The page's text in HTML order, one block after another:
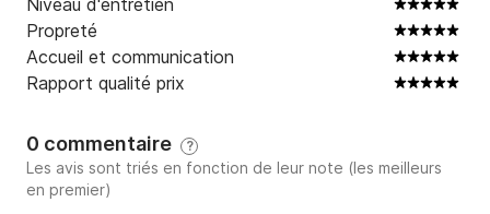
Niveau d'entretien
Propreté
Accueil et communication
Rapport qualité prix
0 commentaire ?
Les avis sont triés en fonction de leur note (les meilleurs
en premier)